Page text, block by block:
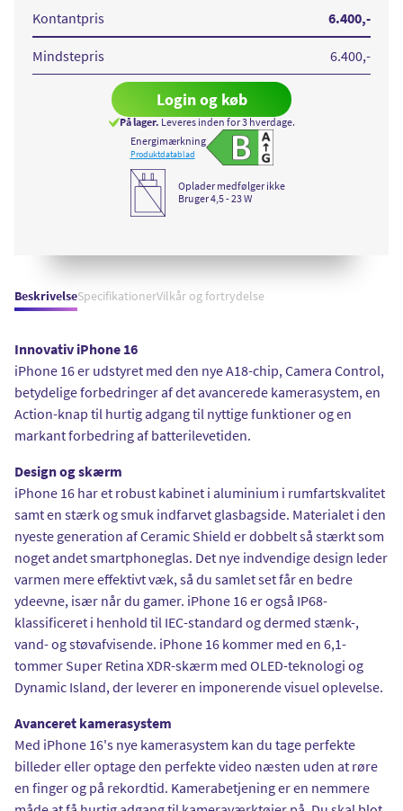
6.400,-
Kontantpris
Mindstepris 6.400,-
Login og køb
På lager.Leveres inden for 3 hverdage.
Energimærkning
Produktdatablad Vis detaljeret
Oplader medfølger ikke
Bruger 4,5 - 23 W
BeskrivelseSpecifikationerVilkår og fortrydelse
Innovativ iPhone 16
iPhone 16 er udstyret med den nye A18-chip, Camera Control,
betydelige forbedringer af det avancerede kamerasystem, en
Action-knap til hurtig adgang til nyttige funktioner og en
markant forbedring af batterilevetiden.
Design og skærm
iPhone 16 har et robust kabinet i aluminium i rumfartskvalitet
samt en stærk og smuk indfarvet glasbagside. Materialet i den
nyeste generation af Ceramic Shield er dobbelt så stærkt som
noget andet smartphoneglas. Det nye indvendige design leder
varmen mere effektivt væk, så du samlet set får en bedre
ydeevne, især når du gamer. iPhone 16 er også IP68-
klassificeret i henhold til IEC-standard og dermed stænk-,
vand- og støvafvisende. iPhone 16 kommer med en 6,1-
tommer Super Retina XDR-skærm med OLED-teknologi og
Dynamic Island, der leverer en imponerende visuel oplevelse.
Avanceret kamerasystem
Med iPhone 16's nye kamerasystem kan du tage perfekte
billeder eller optage den perfekte video næsten uden at røre
en finger og på rekordtid. Kamerabetjening er en nemmere